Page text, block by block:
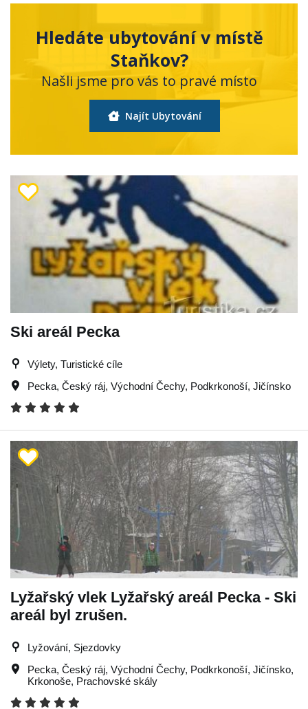
Hledáte ubytování v místě
Staňkov?
Našli jsme pro vás to pravé místo
Najít Ubytování
Ski areál Pecka
Výlety, Turistické cíle
Pecka, Český ráj, Východní Čechy, Podkrkonoší, Jičínsko
Lyžařský vlek Lyžařský areál Pecka - Ski
areál byl zrušen.
Lyžování, Sjezdovky
Pecka, Český ráj, Východní Čechy, Podkrkonoší, Jičínsko,
Krkonoše, Prachovské skály